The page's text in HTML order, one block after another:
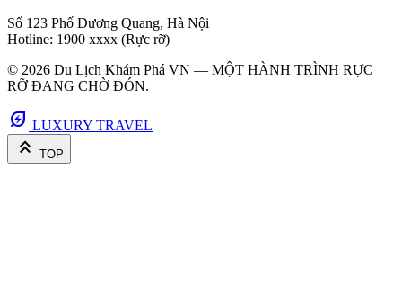
Số 123 Phố Dương Quang, Hà Nội
Hotline: 1900 xxxx (Rực rỡ)
© 2026 Du Lịch Khám Phá VN — MỘT HÀNH TRÌNH RỰC
RỠ ĐANG CHỜ ĐÓN.
energy_savings_leaf LUXURY TRAVEL
keyboard_double_arrow_up TOP